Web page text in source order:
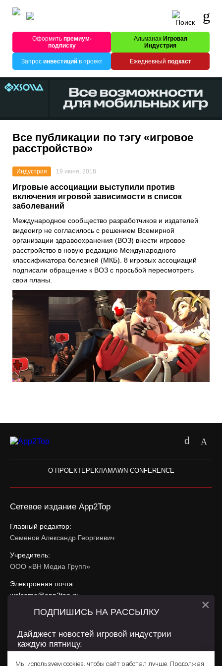
Оформитьпремиум-
подписку
Альманах Игровая
Индустрия
Запрос инвестицийв проект Ежедневный подкаст
Все публикации по тэгу «игровое
расстройство»
Индустрия 19 июня, 2018
Игровые ассоциации выступили против
включения игровой зависимости в список
заболеваний
Международное сообщество разработчиков и издателей
видеоигр не согласилось с решением Всемирной
организации здравоохранения (ВОЗ) внести игровое
расстройство в новую редакцию Международного
классификатора болезней (МКБ). 8 игровых ассоциаций
подписали обращение к ВОЗ с просьбой пересмотреть
свои планы.
О ПРОЕКТЕРЕКЛАМАWN CONFERENCE
Сетевое издание App2Top
Главный редактор:
Семенов Александр Георгиевич
Учредитель:
ООО «ВН Медиа Групп»
Электронная почта:
welcome@app2top.ru
При использовании материалов активная ссылка на
Сайт использует IP адреса, cookie, данные геолокации
Мы используем cookies, чтобы сайт работал лучше. Продолжая
ПОДПИШИСЬ НА РАССЫЛКУ
Дайджест новостей игровой индустрии
каждую пятницу.
×